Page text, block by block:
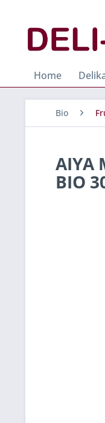
Home
Bio
AIYA
BIO